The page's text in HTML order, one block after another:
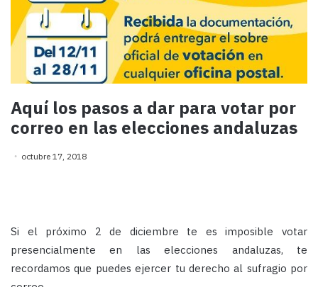
Aquí los pasos a dar para votar por
correo en las elecciones andaluzas
octubre 17, 2018
Si el próximo 2 de diciembre te es imposible votar
presencialmente en las elecciones andaluzas, te
recordamos que puedes ejercer tu derecho al sufragio por